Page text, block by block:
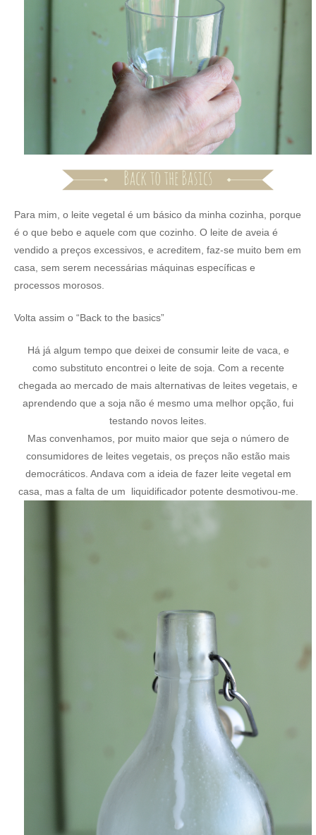
Para mim, o leite vegetal é um básico da minha cozinha, porque
é o que bebo e aquele com que cozinho. O leite de aveia é
vendido a preços excessivos, e acreditem, faz-se muito bem em
casa, sem serem necessárias máquinas específicas e
processos morosos.
Volta assim o “Back to the basics”
Há já algum tempo que deixei de consumir leite de vaca, e
como substituto encontrei o leite de soja. Com a recente
chegada ao mercado de mais alternativas de leites vegetais, e
aprendendo que a soja não é mesmo uma melhor opção, fui
testando novos leites.
Mas convenhamos, por muito maior que seja o número de
consumidores de leites vegetais, os preços não estão mais
democráticos. Andava com a ideia de fazer leite vegetal em
casa, mas a falta de um liquidificador potente desmotivou-me.